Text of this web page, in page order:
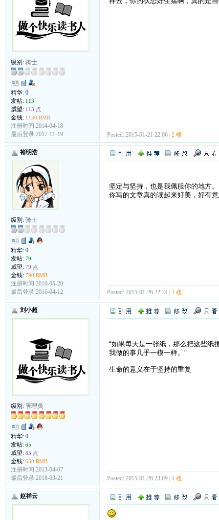
级别: 骑士
精华: 0
发帖: 113
威望: 113 点
金钱: 1130 RMB
注册时间:2014-04-18
最后登录:2017-11-19
Posted: 2015-01-21 22:06 | 2 楼
褚明浩
级别: 骑士
精华: 0
发帖: 79
威望: 79 点
金钱: 790 RMB
注册时间:2010-05-28
最后登录:2016-04-12
坚定与坚持，也是我佩服你的地方
你写的文章真的读起来好美，好有
Posted: 2015-01-26 22:34 | 3 楼
刘小超
级别: 管理员
精华: 0
发帖: 65
威望: 65 点
金钱: 650 RMB
注册时间:2013-04-07
最后登录:2018-03-21
“如果每天是一张纸，那么把这些纸
我做的事几乎一模一样。”
生命的意义在于坚持的重复
Posted: 2015-01-26 23:09 | 4 楼
赵祥云